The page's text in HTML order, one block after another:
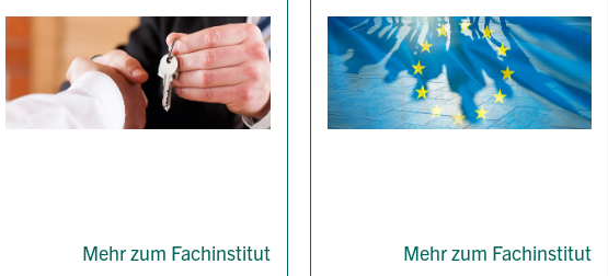
Mehr zum Fachinstitut Mehr zum Fachinstitut